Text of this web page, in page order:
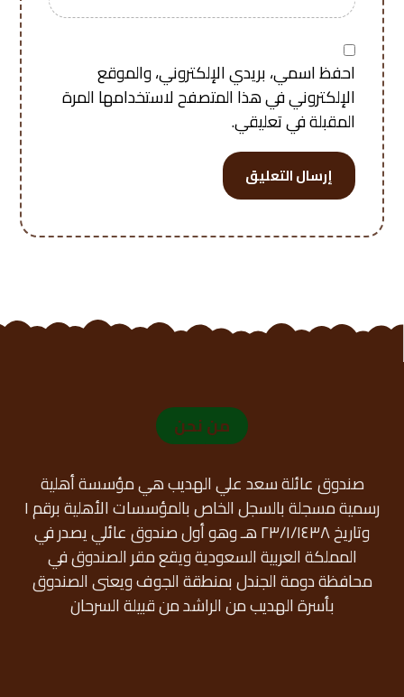
احفظ اسمي، بريدي الإلكتروني، والموقع
الإلكتروني في هذا المتصفح لاستخدامها المرة
المقبلة في تعليقي.
إرسال التعليق
من نحن
صندوق عائلة سعد علي الهديب هي مؤسسة أهلية
رسمية مسجلة بالسجل الخاص بالمؤسسات الأهلية برقم ١
وتاريخ ٢٣/١/١٤٣٨ هـ وهو أول صندوق عائلي يصدر في
المملكة العربية السعودية ويقع مقر الصندوق في
محافظة دومة الجندل بمنطقة الجوف ويعنى الصندوق
بأسرة الهديب من الراشد من قبيلة السرحان